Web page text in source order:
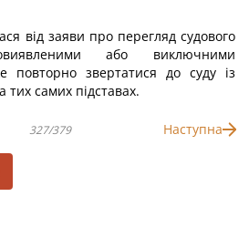
від заяви про перегляд судового
або виключними
повторно звертатися до суду із
самих підставах.
327/379 Наступна